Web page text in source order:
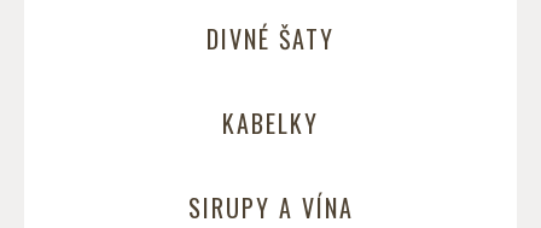
DIVNÉ ŠATY
KABELKY
SIRUPY A VÍNA